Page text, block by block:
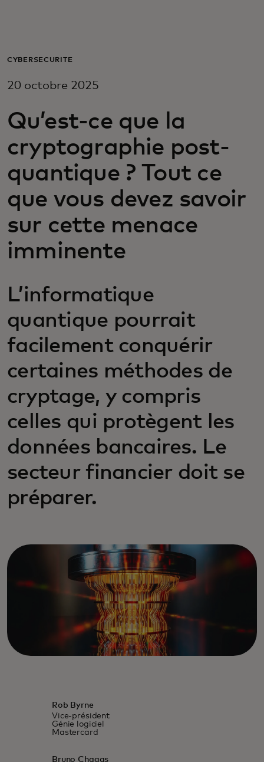
Pour les professionnels
Pour les innovateurs
Actualités et tendances
CYBERSÉCURITÉ
20 octobre 2025
Qu’est-ce que la
cryptographie post-
quantique ? Tout ce
que vous devez savoir
sur cette menace
imminente
L’informatique
quantique pourrait
facilement conquérir
certaines méthodes de
cryptage, y compris
celles qui protègent les
données bancaires. Le
secteur financier doit se
préparer.
Rob Byrne
Vice-président
Génie logiciel
Mastercard
Bruno Chagas